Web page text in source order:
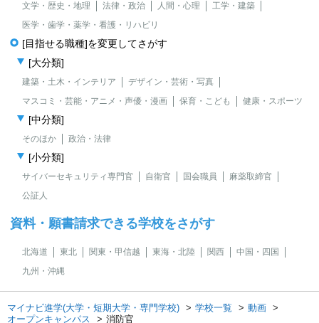
文学・歴史・地理 法律・政治 人間・心理
工学・建築
医学・歯学・薬学・看護・リハビリ
[目指せる職種]を変更してさがす
[大分類]
建築・土木・インテリア
デザイン・芸術・写真
マスコミ・芸能・アニメ・声優・漫画
保育・こども 健康・スポーツ
[中分類]
そのほか 政治・法律
[小分類]
サイバーセキュリティ専門官 自衛官 国会職員
麻薬取締官
公証人
資料・願書請求できる学校をさがす
北海道 東北 関東・甲信越 東海・北陸 関西
中国・四国
九州・沖縄
マイナビ進学(大学・短期大学・専門学校) 学校一覧
動画
オープンキャンパス
消防官